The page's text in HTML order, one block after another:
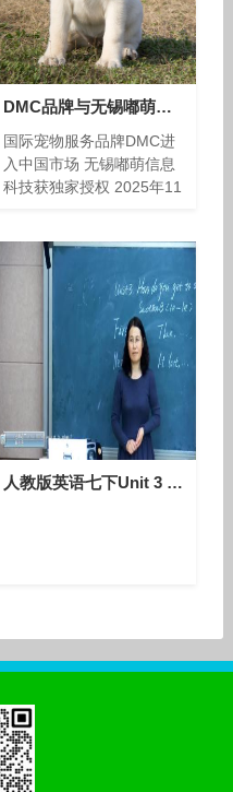
DMC品牌与无锡嘟萌信息科技有限公司：探索宠物行业创新发展路径
国际宠物服务品牌DMC进
入中国市场 无锡嘟萌信息
科技获独家授权 2025年11
萌信息科技有限公司（以下
简称"嘟萌宠物"）拓展中国
人教版英语七下Unit 3 Section B（1a-1e）课堂视频实录（焦永进）